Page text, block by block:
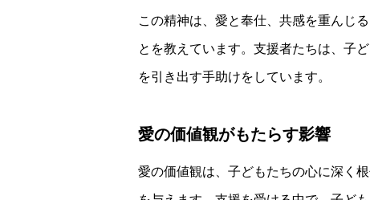
この精神は、愛と奉仕、共感を重んじ
とを教えています。支援者たちは、子
を引き出す手助けをしています。
愛の価値観がもたらす影響
愛の価値観は、子どもたちの心に深く